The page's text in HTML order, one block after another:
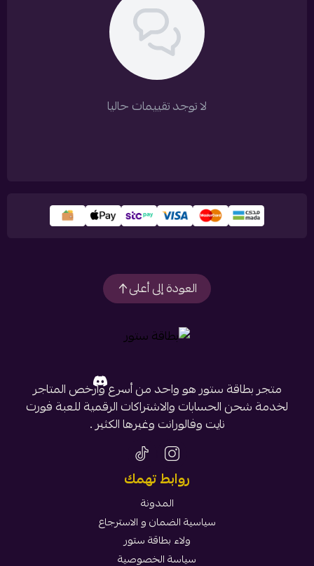
لا توجد تقييمات حاليا
العودة إلى أعلى
متجر بطاقة ستور هو واحد من أسرع وأرخص المتاجر
لخدمة شحن الحسابات والاشتراكات الرقمية للعبة فورت
نايت وفالورانت وغيرها الكثير .
روابط تهمك
المدونة
سياسية الضمان و الاسترجاع
ولاء بطاقة ستور
سياسة الخصوصية